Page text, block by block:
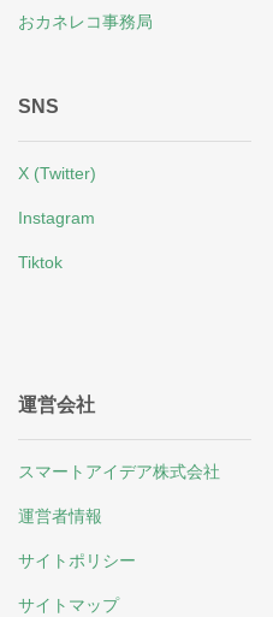
おカネレコ事務局
SNS
X (Twitter)
Instagram
Tiktok
運営会社
スマートアイデア株式会社
運営者情報
サイトポリシー
サイトマップ